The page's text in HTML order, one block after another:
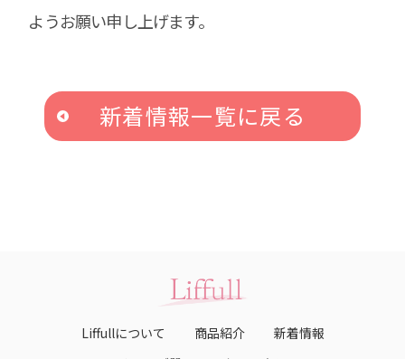
ようお願い申し上げます。
新着情報一覧に戻る
Liffullについて 商品紹介
新着情報